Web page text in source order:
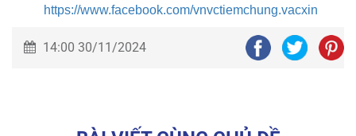
https://www.facebook.com/vnvctiemchung.vacxin
14:00 30/11/2024